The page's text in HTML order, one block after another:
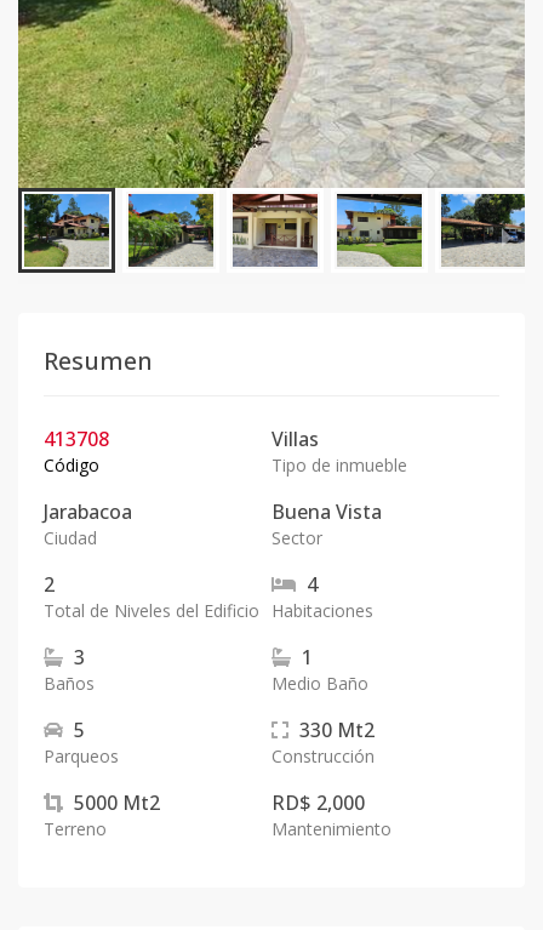
Resumen
413708
Código
Villas
Tipo de inmueble
Jarabacoa
Ciudad
Buena Vista
Sector
2
Total de Niveles del Edificio
4
Habitaciones
3
Baños
1
Medio Baño
5
Parqueos
330 Mt2
Construcción
5000 Mt2
Terreno
RD$ 2,000
Mantenimiento